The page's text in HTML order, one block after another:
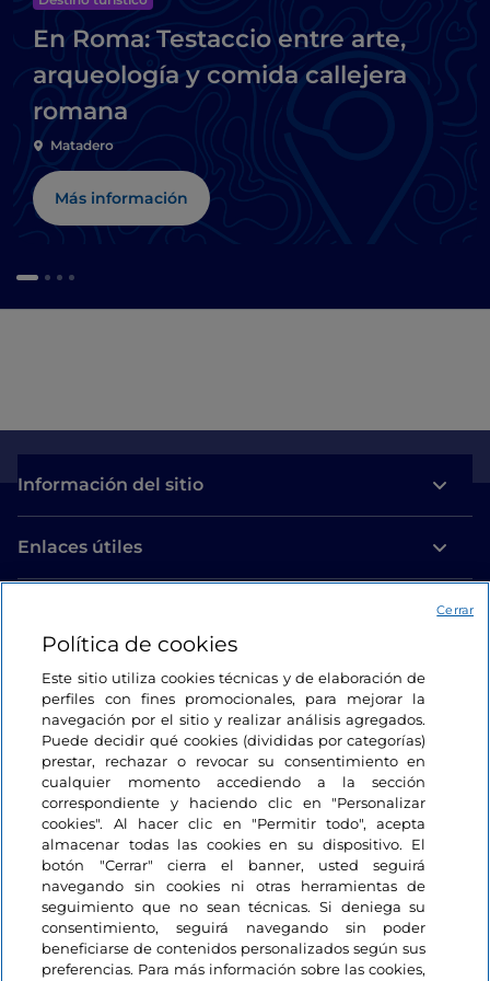
En Roma: Testaccio entre arte,
arqueología y comida callejera
romana
Matadero
Más información
Información del sitio
Enlaces útiles
Estamos en contacto
Política de cookies
Este sitio utiliza cookies técnicas y de elaboración de
perfiles con fines promocionales, para mejorar la
navegación por el sitio y realizar análisis agregados.
Puede decidir qué cookies (divididas por categorías)
prestar, rechazar o revocar su consentimiento en
cualquier momento accediendo a la sección
correspondiente y haciendo clic en "Personalizar
cookies". Al hacer clic en "Permitir todo", acepta
almacenar todas las cookies en su dispositivo. El
botón "Cerrar" cierra el banner, usted seguirá
navegando sin cookies ni otras herramientas de
seguimiento que no sean técnicas. Si deniega su
consentimiento, seguirá navegando sin poder
beneficiarse de contenidos personalizados según sus
preferencias. Para más información sobre las cookies,
Cerrar